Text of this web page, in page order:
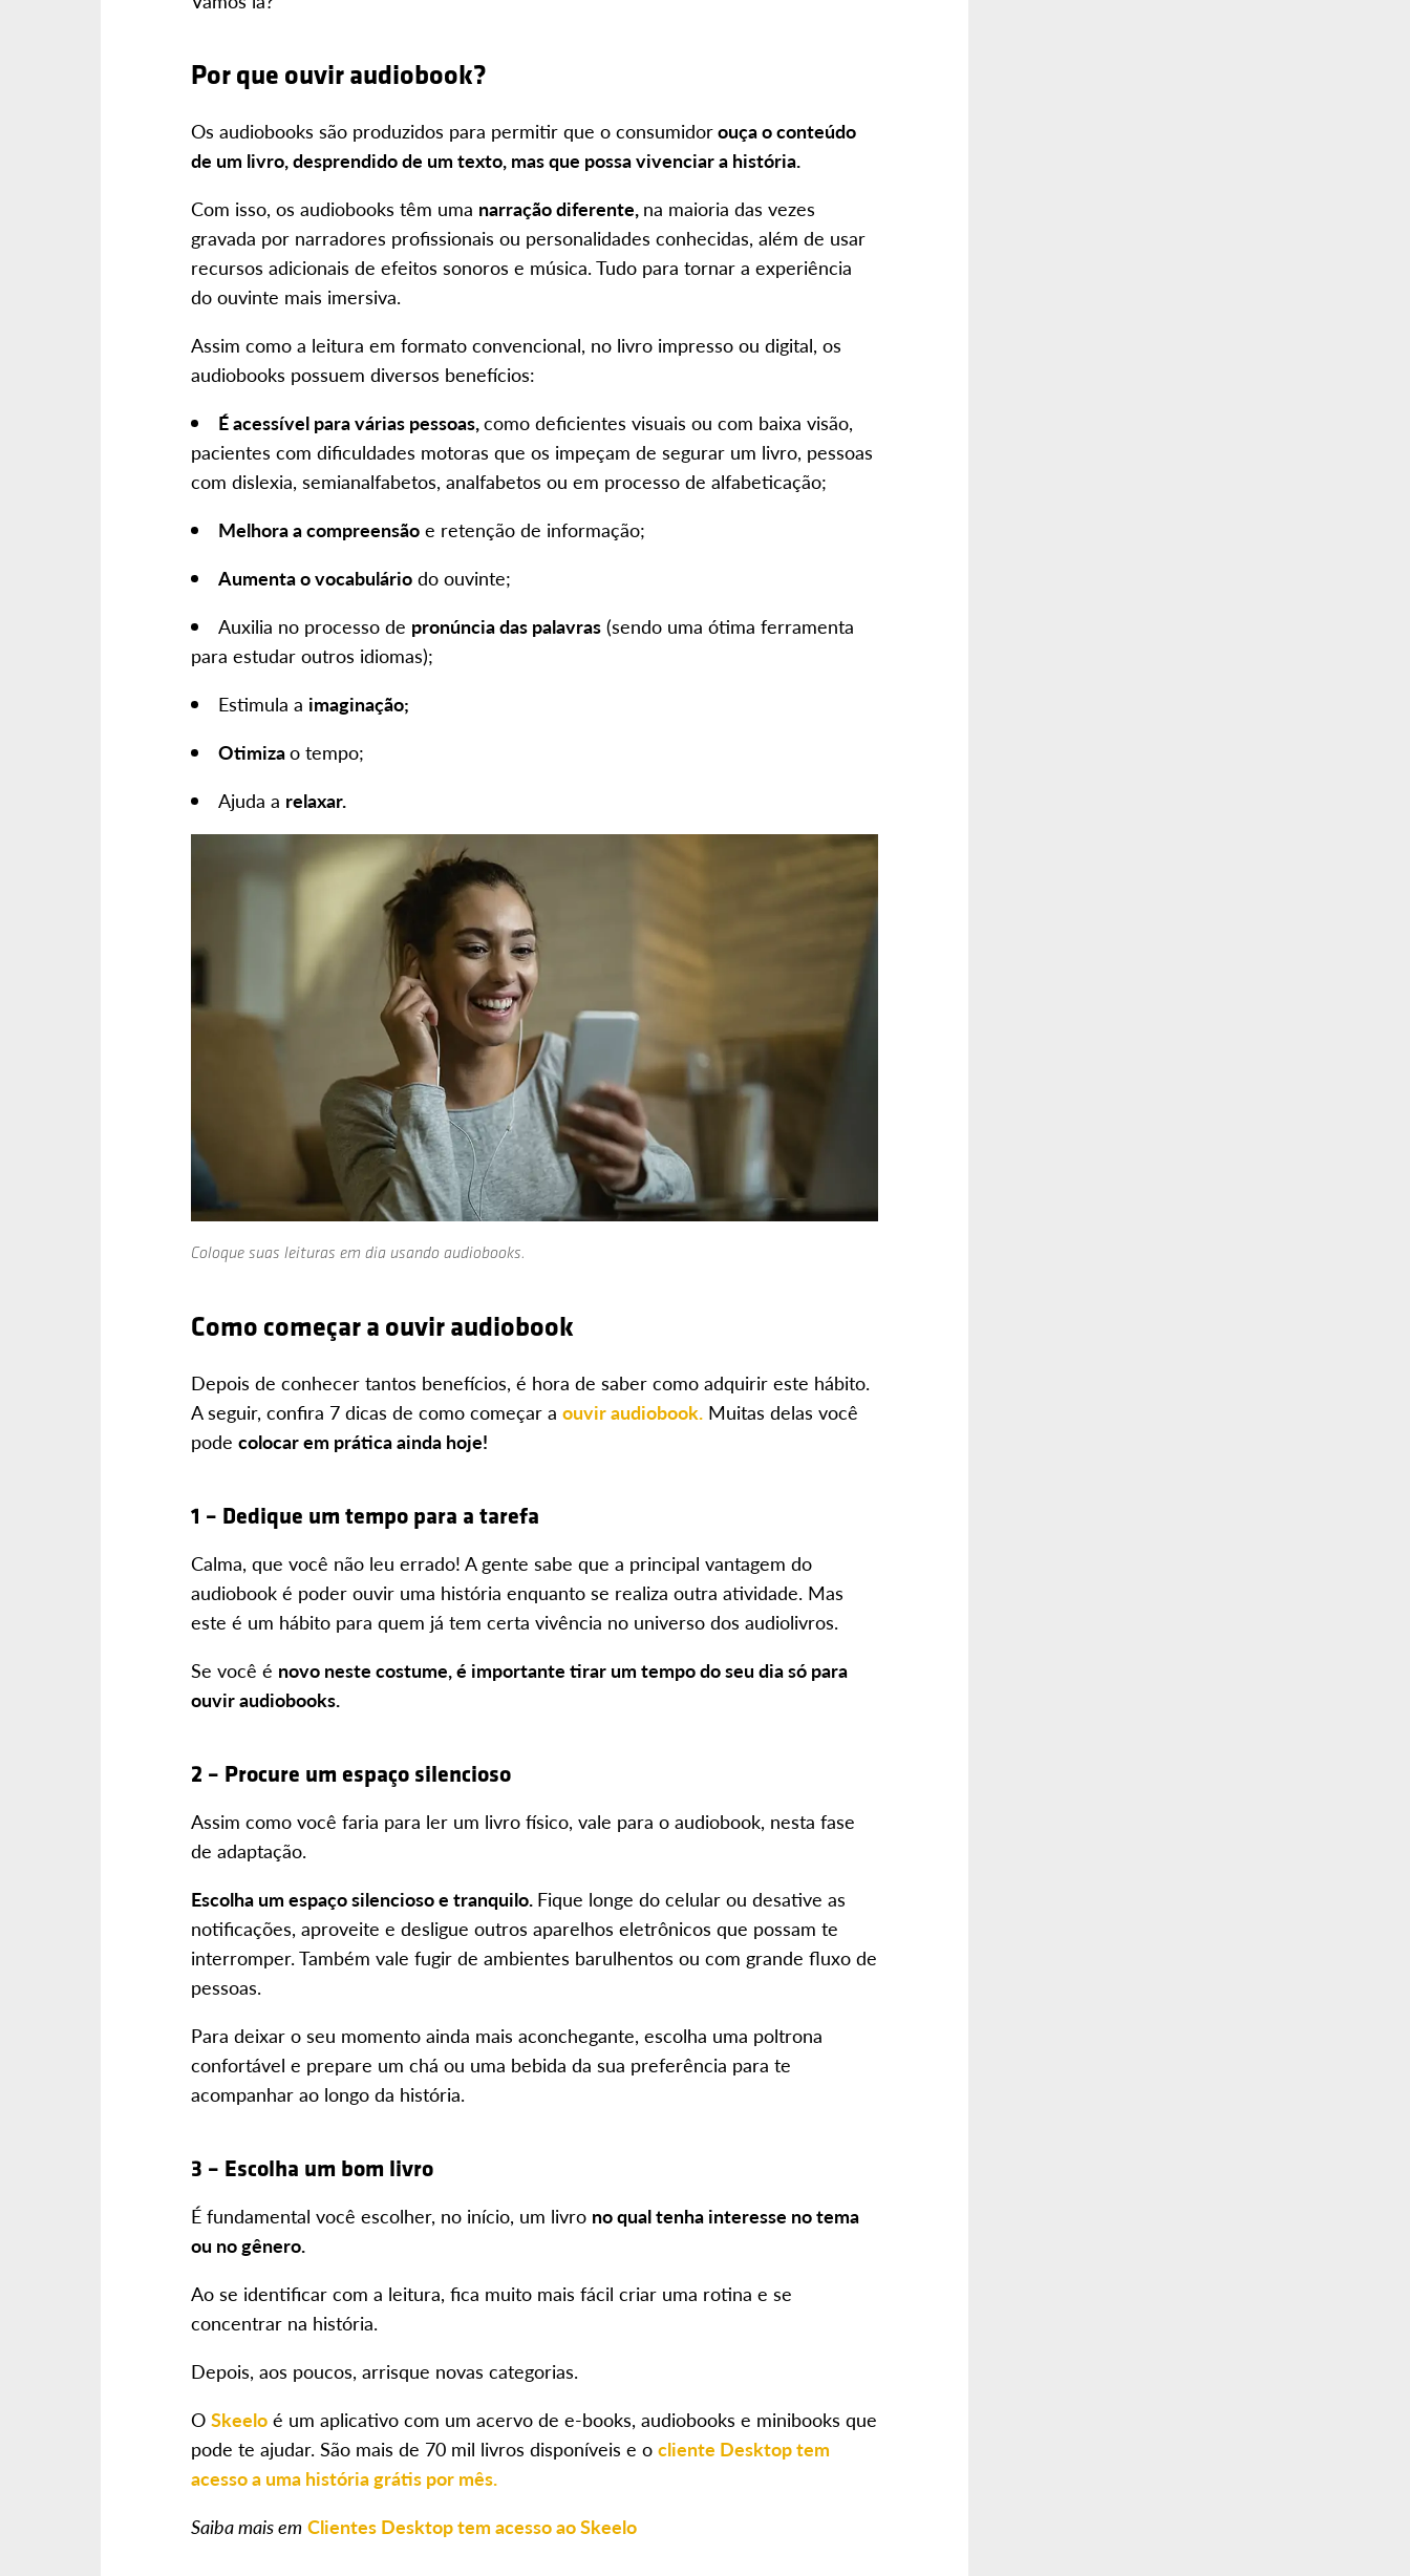
Por que ouvir audiobook?
Os audiobooks são produzidos para permitir que o consumidorouça o conteúdo
de um livro, desprendido de um texto, mas que possa vivenciar a história.
Com isso, os audiobooks têm uma narração diferente, na maioria das vezes
gravada por narradores profissionais ou personalidades conhecidas, além de usar
recursos adicionais de efeitos sonoros e música. Tudo para tornar a experiência
do ouvinte mais imersiva.
Assim como a leitura em formato convencional, no livro impresso ou digital, os
audiobooks possuem diversos benefícios:
É acessível para várias pessoas,como deficientes visuais ou com baixa visão,
pacientes com dificuldades motoras que os impeçam de segurar um livro, pessoas
com dislexia, semianalfabetos, analfabetos ou em processo de alfabeticação;
Melhora a compreensão e retenção de informação;
Aumenta o vocabulário do ouvinte;
Auxilia no processo de pronúncia das palavras (sendo uma ótima ferramenta
para estudar outros idiomas);
Estimula a imaginação;
Otimizao tempo;
Ajuda a relaxar.
Coloque suas leituras em dia usando audiobooks.
Como começar a ouvir audiobook
Depois de conhecer tantos benefícios, é hora de saber como adquirir este hábito.
A seguir, confira 7 dicas de como começar a ouvir audiobook. Muitas delas você
pode colocar em prática ainda hoje!
1 – Dedique um tempo para a tarefa
Calma, que você não leu errado! A gente sabe que a principal vantagem do
audiobook é poder ouvir uma história enquanto se realiza outra atividade. Mas
este é um hábito para quem já tem certa vivência no universo dos audiolivros.
Se você é novo neste costume, é importante tirar um tempo do seu dia só para
ouvir audiobooks.
2 – Procure um espaço silencioso
Assim como você faria para ler um livro físico, vale para o audiobook, nesta fase
de adaptação.
Escolha um espaço silencioso e tranquilo. Fique longe do celular ou desative as
notificações, aproveite e desligue outros aparelhos eletrônicos que possam te
interromper. Também vale fugir de ambientes barulhentos ou com grande fluxo de
pessoas.
Para deixar o seu momento ainda mais aconchegante, escolha uma poltrona
confortável e prepare um chá ou uma bebida da sua preferência para te
acompanhar ao longo da história.
3 – Escolha um bom livro
É fundamental você escolher, no início, um livro no qual tenha interesse no tema
ou no gênero.
Ao se identificar com a leitura, fica muito mais fácil criar uma rotina e se
concentrar na história.
Depois, aos poucos, arrisque novas categorias.
O Skeelo é um aplicativo com um acervo de e-books, audiobooks e minibooks que
pode te ajudar. São mais de 70 mil livros disponíveis e o cliente Desktop tem
acesso a uma história grátis por mês.
Saiba mais em Clientes Desktop tem acesso ao Skeelo